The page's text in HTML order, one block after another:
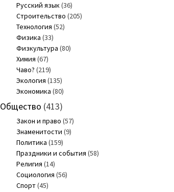
Русский язык(36)
Строительство (205)
Технология (52)
Физика (33)
Физкультура (80)
Химия (67)
Чаво? (219)
Экология (135)
Экономика (80)
Общество (413)
Закон и право (57)
Знаменитости (9)
Политика (159)
Праздники и события (58)
Религия (14)
Социология (56)
Спорт(45)